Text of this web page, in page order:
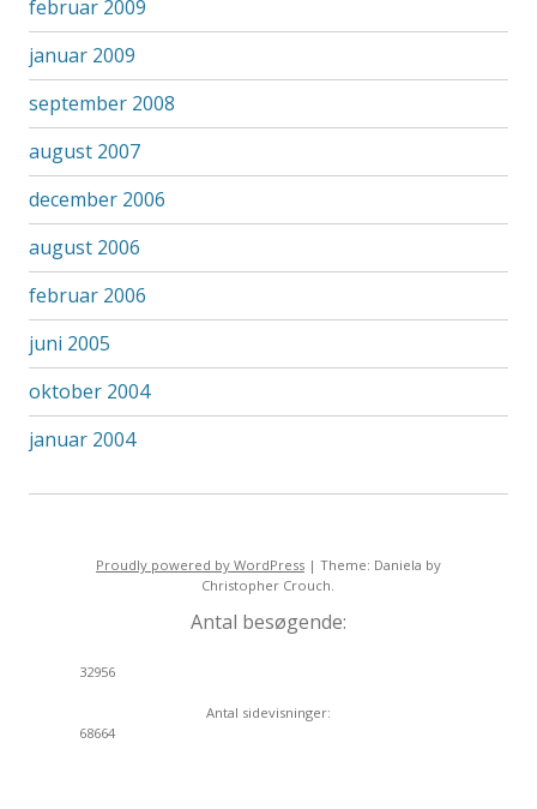
februar 2009
januar 2009
september 2008
august 2007
december 2006
august 2006
februar 2006
juni 2005
oktober 2004
januar 2004
Proudly powered by WordPress | Theme: Daniela by
Christopher Crouch.
Antal besøgende:
32956
Antal sidevisninger:
68664